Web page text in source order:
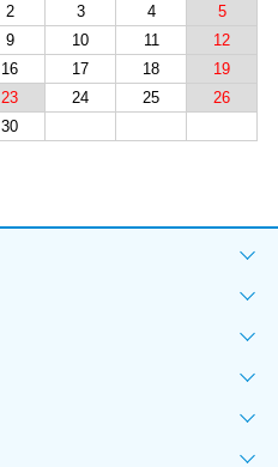
2 3 4
5
9 10 11
12
16 17 18
19
23 24 25
26
30